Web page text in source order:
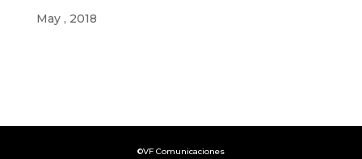
May , 2018
©VF Comunicaciones